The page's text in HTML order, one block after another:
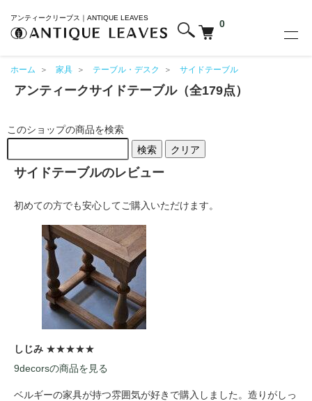
アンティークリーブス｜ANTIQUE LEAVES
0
ホーム ＞ 家具 ＞ テーブル・デスク ＞ サイドテーブル
アンティークサイドテーブル（全179点）
このショップの商品を検索
検索
クリア
サイドテーブルのレビュー
初めての方でも安心してご購入いただけます。
しじみ ★★★★★
9decorsの商品を見る
ベルギーの家具が持つ雰囲気が好きで購入しました。造りがしっ